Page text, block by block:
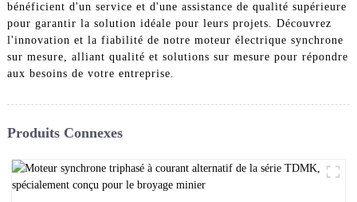
bénéficient d'un service et d'une assistance de qualité supérieure
pour garantir la solution idéale pour leurs projets. Découvrez
l'innovation et la fiabilité de notre moteur électrique synchrone
sur mesure, alliant qualité et solutions sur mesure pour répondre
aux besoins de votre entreprise.
Produits Connexes